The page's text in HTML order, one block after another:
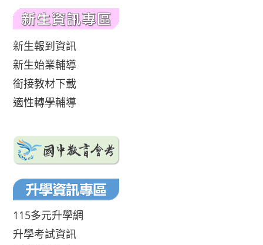
新生報到資訊
新生始業輔導
銜接教材下載
適性轉學輔導
115多元升學網
升學考試資訊